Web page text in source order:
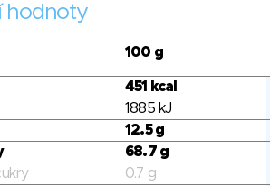
hodnoty
100 g
451 kcal
1885 kJ
12.5 g
68.7 g
0.7 g